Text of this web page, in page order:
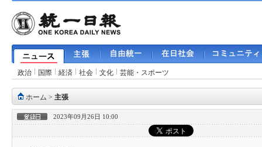
政治 国際 経済 社会 文化 芸能・スポーツ
ホーム > 主張
2023年09月26日 10:00